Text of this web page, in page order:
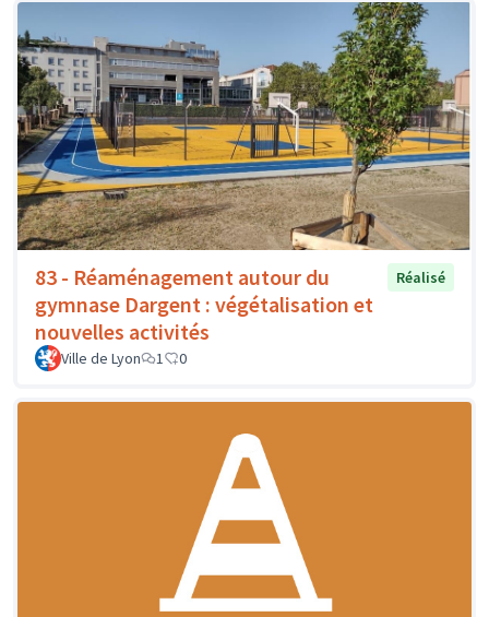
83 - Réaménagement autour du
gymnase Dargent : végétalisation et
nouvelles activités
Réalisé
Ville de Lyon 1 0